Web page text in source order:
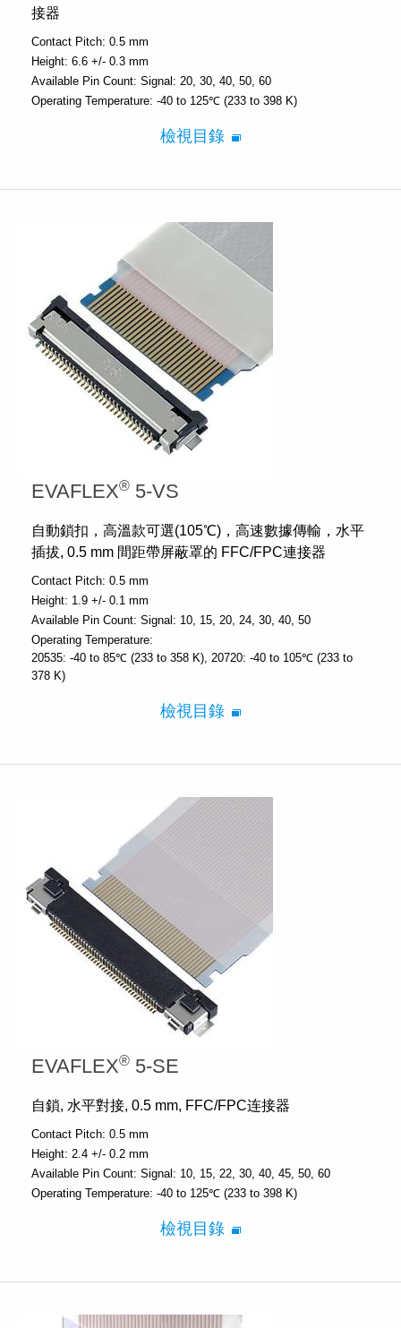
接器
Contact Pitch: 0.5 mm
Height: 6.6 +/- 0.3 mm
Available Pin Count: Signal: 20, 30, 40, 50, 60
Operating Temperature: -40 to 125℃ (233 to 398 K)
檢視目錄
EVAFLEX® 5-VS
自動鎖扣，高溫款可選(105℃)，高速數據傳輸，水平
插拔, 0.5 mm 間距帶屏蔽罩的 FFC/FPC連接器
Contact Pitch: 0.5 mm
Height: 1.9 +/- 0.1 mm
Available Pin Count: Signal: 10, 15, 20, 24, 30, 40, 50
Operating Temperature:
20535: -40 to 85℃ (233 to 358 K), 20720: -40 to 105℃ (233 to
378 K)
檢視目錄
EVAFLEX® 5-SE
自鎖, 水平對接, 0.5 mm, FFC/FPC连接器
Contact Pitch: 0.5 mm
Height: 2.4 +/- 0.2 mm
Available Pin Count: Signal: 10, 15, 22, 30, 40, 45, 50, 60
Operating Temperature: -40 to 125℃ (233 to 398 K)
檢視目錄